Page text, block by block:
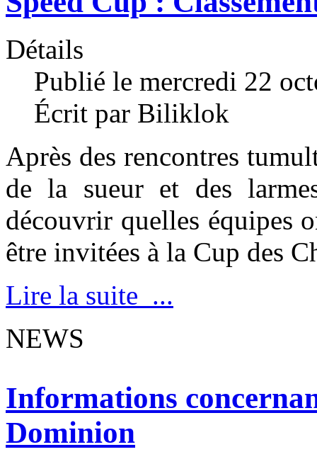
Détails
Publié le mercredi 22
Écrit par Biliklok
Après des rencontres
de la sueur et des
découvrir quelles équipes
être invitées à la Cup des
Lire la suite ...
NEWS
Informations
Dominion